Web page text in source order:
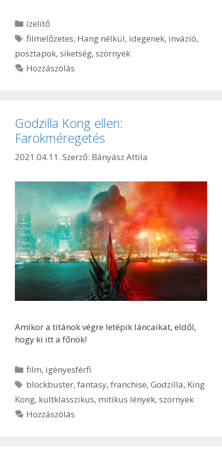
Kategória
ízelítő
Címkék
filmelőzetes, Hang nélkül, idegenek, invázió,
posztapok, siketség, szörnyek
Hozzászólás
Godzilla Kong ellen:
Farokméregetés
2021.04.11. Szerző: Bányász Attila
Amikor a titánok végre letépik láncaikat, eldől,
hogy ki itt a főnök!
Kategória
film, igényesférfi
Címkék
blockbuster,fantasy,franchise,Godzilla, King
Kong, kultklasszikus, mitikus lények, szörnyek
Hozzászólás